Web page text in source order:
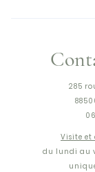
« Affichage ». Si
Afficher le titre ».
285
Visite et
du lundi au